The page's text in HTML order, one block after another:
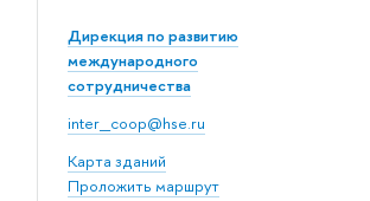
Дирекция по развитию
международного
сотрудничества
inter_coop@hse.ru
Карта зданий
Проложить маршрут